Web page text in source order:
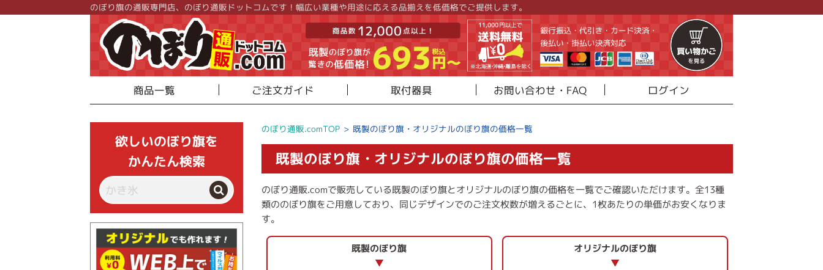
のぼり旗の通販専門店、のぼり通販ドットコムです！幅広い業種や用途に応える品揃えを低価格でご提供します。
商品一覧 ご注文ガイド 取付器具 お問い合わせ・FAQ ログイン
欲しいのぼり旗を
かんたん検索
のぼり通販.comTOP > 既製のぼり旗・オリジナルのぼり旗の価格一覧
既製のぼり旗・オリジナルのぼり旗の価格一覧
のぼり通販.comで販売している既製のぼり旗とオリジナルのぼり旗の価格を一覧でご確認いただけます。全13種
類ののぼり旗をご用意しており、同じデザインでのご注文枚数が増えるごとに、1枚あたりの単価がお安くなりま
す。
既製のぼり旗
▼
オリジナルのぼり旗
▼